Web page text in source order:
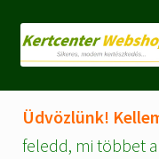
Ugrás
Kilépés
Rólunk
Fiókom/regisztráció
Üdvözlünk!
feledd, mi többet